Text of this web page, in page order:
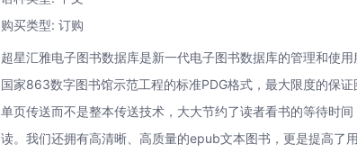
购买类型: 订购
超星汇雅电子图书数据库是新一代电子图书数据库的管理和使
国家863数字图书馆示范工程的标准PDG格式，最大限度的保
单页传送而不是整本传送技术，大大节约了读者看书的等待时
读。我们还拥有高清晰、高质量的epub文本图书，更是提高了用